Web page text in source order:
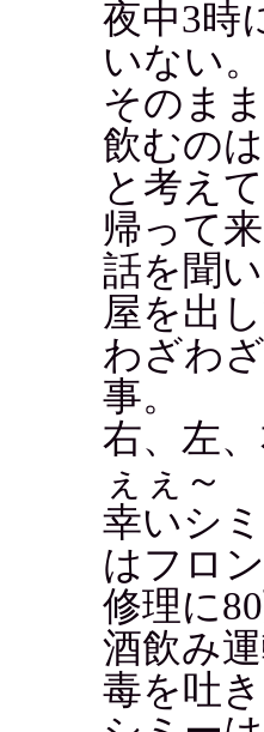
夜中3時
いない。
そのま
飲むの
と考え
帰って
話を聞
屋を出
わざわ
事。
右、左
ぇぇ～
幸いシ
はフロ
修理に
酒飲み
毒を吐